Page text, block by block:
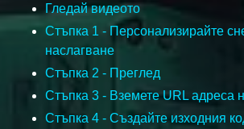
Гледай видеото
Стъпка 1 - Персонализирайте
наслагване
Стъпка 2 - Преглед
Стъпка 3 - Вземете URL адреса
Стъпка 4 - Създайте изходния